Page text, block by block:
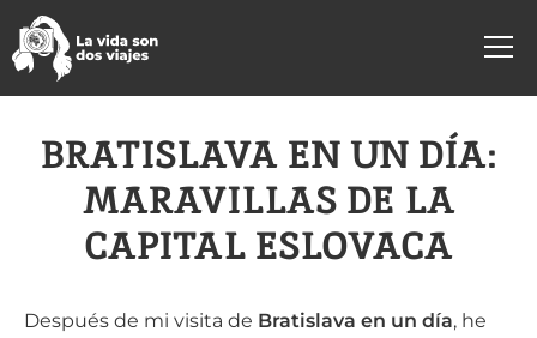
BRATISLAVA EN UN DÍA:
MARAVILLAS DE LA
CAPITAL ESLOVACA
Después de mi visita de Bratislava en un día, he